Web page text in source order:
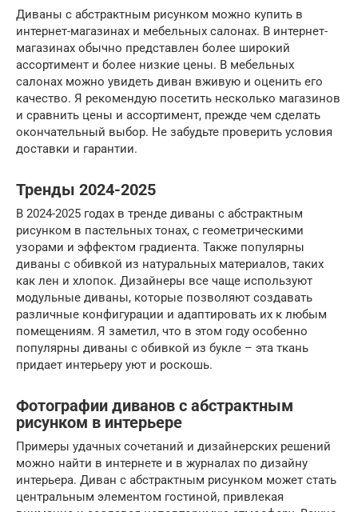
Диваны с абстрактным рисунком можно купить в
интернет-магазинах и мебельных салонах. В интернет-
магазинах обычно представлен более широкий
ассортимент и более низкие цены. В мебельных
салонах можно увидеть диван вживую и оценить его
качество. Я рекомендую посетить несколько магазинов
и сравнить цены и ассортимент, прежде чем сделать
окончательный выбор. Не забудьте проверить условия
доставки и гарантии.
Тренды 2024-2025
В 2024-2025 годах в тренде диваны с абстрактным
рисунком в пастельных тонах, с геометрическими
узорами и эффектом градиента. Также популярны
диваны с обивкой из натуральных материалов, таких
как лен и хлопок. Дизайнеры все чаще используют
модульные диваны, которые позволяют создавать
различные конфигурации и адаптировать их к любым
помещениям. Я заметил, что в этом году особенно
популярны диваны с обивкой из букле – эта ткань
придает интерьеру уют и роскошь.
Фотографии диванов с абстрактным
рисунком в интерьере
Примеры удачных сочетаний и дизайнерских решений
можно найти в интернете и в журналах по дизайну
интерьера. Диван с абстрактным рисунком может стать
центральным элементом гостиной, привлекая